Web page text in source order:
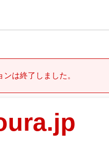
ンは終了しました。